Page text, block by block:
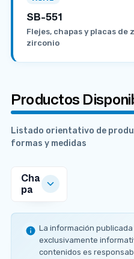
SB-551
Flejes, chapas y placas de
zirconio
Productos
Listado orientativo de
formas y medidas
Cha
pa
E
La información
exclusivamente
contenidos es